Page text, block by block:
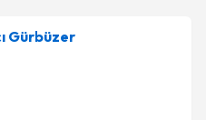
Gürbüzer